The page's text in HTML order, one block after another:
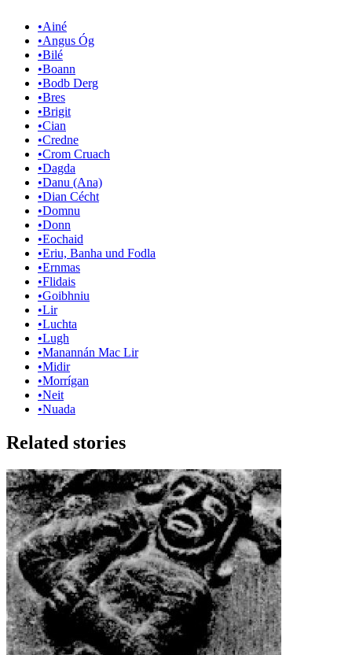
•Ainé
•Angus Óg
•Bilé
•Boann
•Bodb Derg
•Bres
•Brigit
•Cian
•Credne
•Crom Cruach
•Dagda
•Danu (Ana)
•Dian Cécht
•Domnu
•Donn
•Eochaid
•Eriu, Banha und Fodla
•Ernmas
•Flidais
•Goibhniu
•Lir
•Luchta
•Lugh
•Manannán Mac Lir
•Midir
•Morrígan
•Neit
•Nuada
Related stories